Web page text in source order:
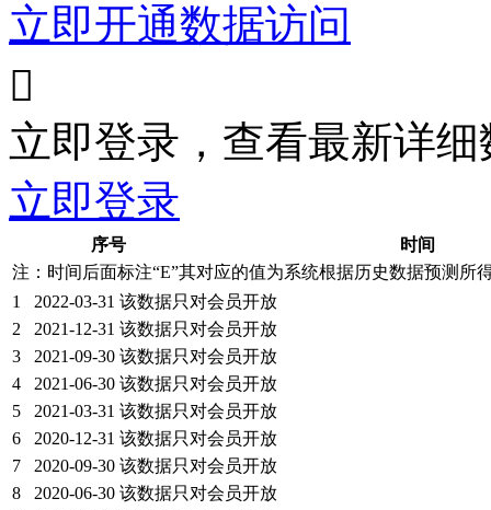
立即开通数据访问

立即登录，查看最新详细
立即登录
序号
时间
注：时间后面标注“E”其对应的值为系统根据历史数据预测所
1
2022-03-31 该数据只对会员开放
2
2021-12-31 该数据只对会员开放
3
2021-09-30 该数据只对会员开放
4
2021-06-30 该数据只对会员开放
5
2021-03-31 该数据只对会员开放
6
2020-12-31 该数据只对会员开放
7
2020-09-30 该数据只对会员开放
8
2020-06-30 该数据只对会员开放